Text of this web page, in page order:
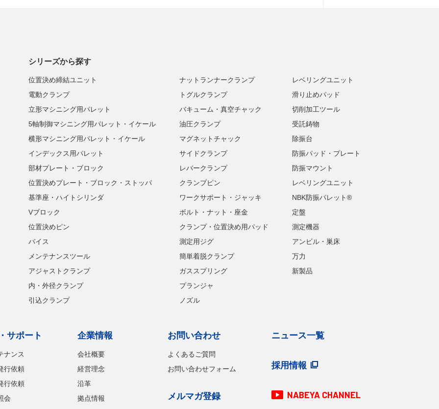
シリーズから探す
位置決め締結ユニット
電動クランプ
立形マシニング用パレット
5軸制御マシニング用パレット・イケール
横形マシニング用パレット・イケール
インデックス用パレット
部材プレート・ブロック
位置決めプレート・ブロック・ストッパ
基準座・ハイトシリンダ
Vブロック
位置決めピン
バイス
メンテナンスツール
アジャストクランプ
内・外径クランプ
引込クランプ
ナットランナークランプ
トグルクランプ
バキューム・真空チャック
油圧クランプ
マグネットチャック
サイドクランプ
レバークランプ
クランプピン
ワークサポート・ジャッキ
ボルト・ナット・座金
クランプ・位置決め用パッド
測定用ジグ
簡単着脱クランプ
ガススプリング
プランジャ
ノズル
レベリングユニット
滑り止めパッド
切削加工ツール
受託鋳物
除振台
防振パッド・プレート
防振マウント
レベリングユニット
NBK防振パレット®
定盤
測定機器
アンビル・巣床
万力
新製品
サポート
ナンス
行依頼
行依頼
会
企業情報
会社概要
経営理念
沿革
拠点情報
お問い合わせ
よくあるご質問
お問い合わせフォーム
メルマガ登録
ニュース一覧
採用情報
NABEYA CHANNEL